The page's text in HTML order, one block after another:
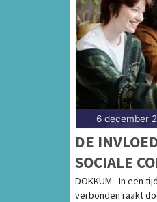
6 december
DE
SOCIALE
DOKKUM - In een
verbonden raakt